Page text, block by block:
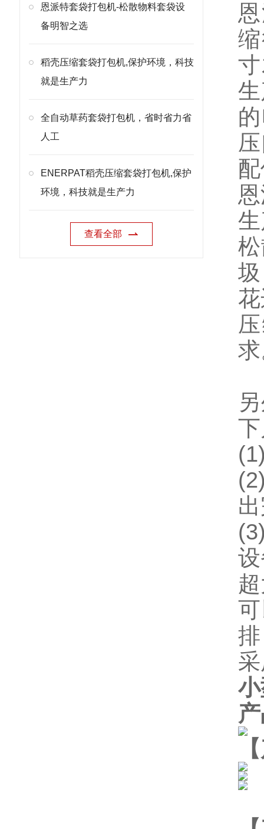
恩派特套袋打包机-松散物料套袋设
备明智之选
稻壳压缩套袋打包机,保护环境，科技
就是生产力
全自动草药套袋打包机，省时省力省
人工
ENERPAT稻壳压缩套袋打包机,保护
环境，科技就是生产力
查看全部
排